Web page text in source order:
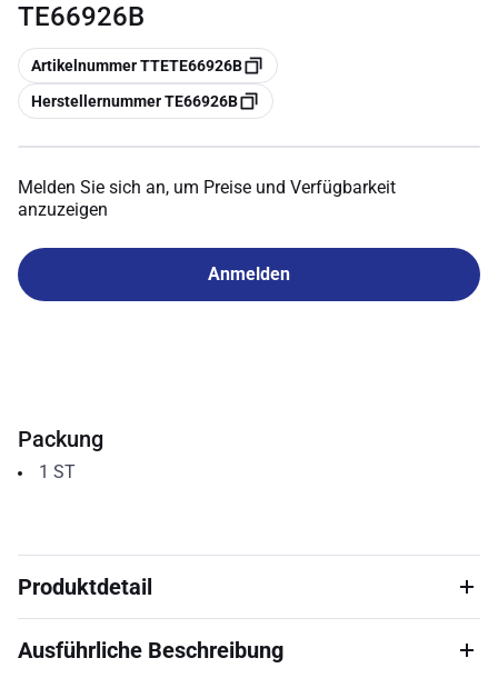
TE66926B
Kopieren
Artikelnummer TTETE66926B
Kopieren
Herstellernummer TE66926B
Melden Sie sich an, um Preise und Verfügbarkeit
anzuzeigen
Anmelden
Packung
1 ST
Produktdetail
Ausführliche Beschreibung